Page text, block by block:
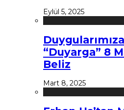
Eylül 5, 2025
“Duyarga” 8
Beliz
Mart 8, 2025